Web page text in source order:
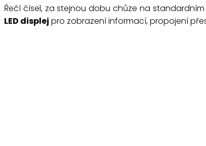
Řečí čísel, za stejnou dobu chůze na
LED displej pro zobrazení informací, propojení